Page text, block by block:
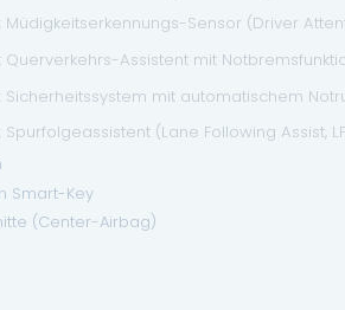
Müdigkeitserkennungs-Sensor (Driver
Querverkehrs-Assistent mit
mit automatischem
(Lane Following Assist,
Smart-Key
(Center-Airbag)